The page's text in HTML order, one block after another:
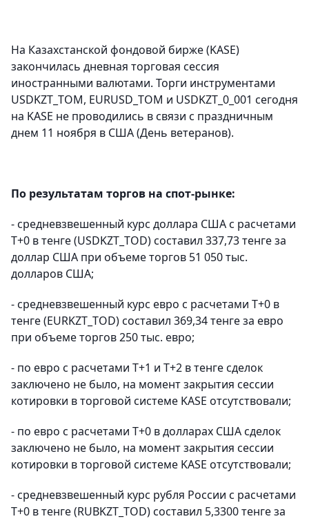
На Казахстанской фондовой бирже (KASE)
закончилась дневная торговая сессия
иностранными валютами. Торги инструментами
USDKZT_TOM, EURUSD_TOM и USDKZT_0_001 сегодня
на KASE не проводились в связи с праздничным
днем 11 ноября в США (День ветеранов).
По результатам торгов на спот-рынке:
- средневзвешенный курс доллара США с расчетами
T+0 в тенге (USDKZT_TOD) составил 337,73 тенге за
доллар США при объеме торгов 51 050 тыс.
долларов США;
- средневзвешенный курс евро с расчетами Т+0 в
тенге (EURKZT_TOD) составил 369,34 тенге за евро
при объеме торгов 250 тыс. евро;
- по евро с расчетами Т+1 и T+2 в тенге сделок
заключено не было, на момент закрытия сессии
котировки в торговой системе KASE отсутствовали;
- по евро с расчетами Т+0 в долларах США сделок
заключено не было, на момент закрытия сессии
котировки в торговой системе KASE отсутствовали;
- средневзвешенный курс рубля России с расчетами
T+0 в тенге (RUBKZT_TOD) составил 5,3300 тенге за